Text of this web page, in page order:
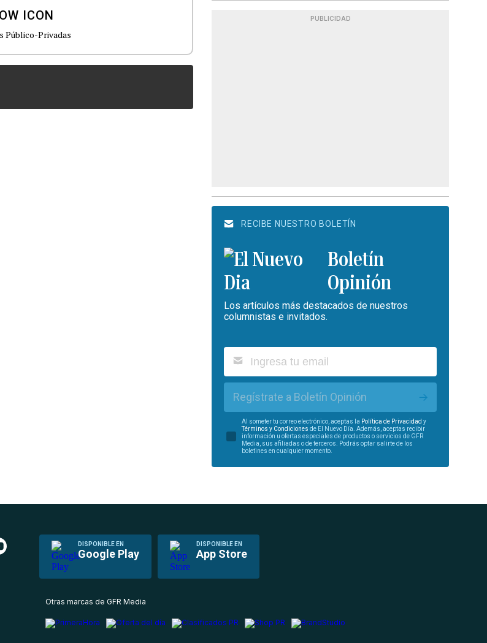
Público-Privadas
PUBLICIDAD
RECIBE NUESTRO BOLETÍN
Boletín
Opinión
Los artículos más destacados de nuestros
columnistas e invitados.
Regístrate a Boletín Opinión
Al someter tu correo electrónico, aceptas la Política de Privacidad y
Términos y Condiciones de El Nuevo Día. Además, aceptas recibir
información u ofertas especiales de productos o servicios de GFR
Media, sus afiliadas o de terceros. Podrás optar salirte de los
boletines en cualquier momento.
DISPONIBLE EN
Google Play
DISPONIBLE EN
App Store
Otras marcas de GFR Media